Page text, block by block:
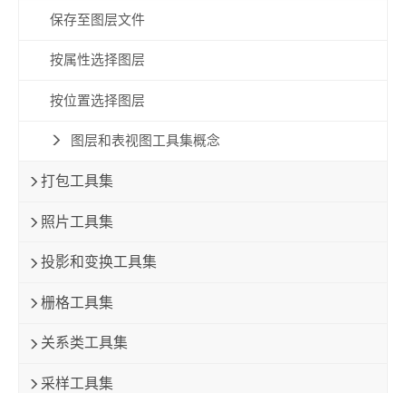
保存至图层文件
按属性选择图层
按位置选择图层
图层和表视图工具集概念
打包工具集
照片工具集
投影和变换工具集
栅格工具集
关系类工具集
采样工具集